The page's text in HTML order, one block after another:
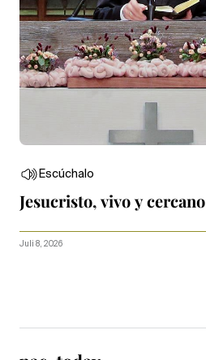
Escúchalo
Jesucristo, vivo y cercano
Juli 8, 2026